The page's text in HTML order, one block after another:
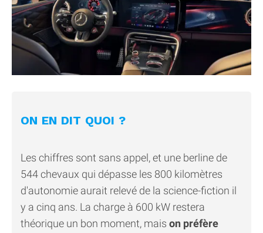
ON EN DIT QUOI ?
Les chiffres sont sans appel, et une berline de
544 chevaux qui dépasse les 800 kilomètres
d'autonomie aurait relevé de la science-fiction il
y a cinq ans. La charge à 600 kW restera
théorique un bon moment, mais on préfère